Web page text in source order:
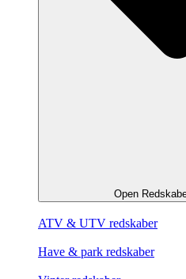
Open
ATV & UTV redskaber
Have & park redskaber